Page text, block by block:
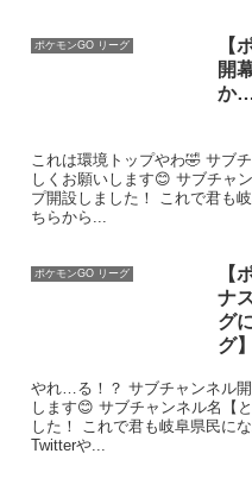
ポケモンGO リーグ
【
開
か…
これは環境トップやわ🤣 サブ
しくお願いします😊 サブチャ
プ開設しました！ これで君も
ちらから...
ポケモンGO リーグ
【
ナ
グ
グ】
やれ…る！？ サブチャンネル
します😊 サブチャンネル名【
した！ これで君も岐阜県民に
Twitterや...